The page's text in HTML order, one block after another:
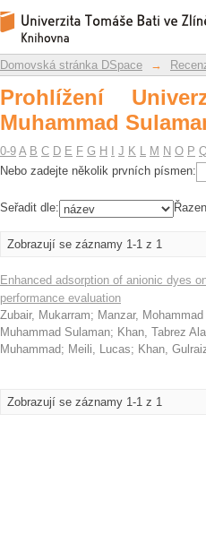
Prohlížení
Repozitář DSpace/Manakin
Domovská stránka DSpace →
Prohlížení
Muhammad
0-9 A B C D E F G H J K L M N O P
Nebo zadejte několik prvních písmen:
Seřadit dle:
Zobrazují se záznamy 1-1 z 1
Enhanced adsorption of anionic dyes
performance evaluation
Zubair, Mukarram; Manzar, Mohammad
Muhammad Sulaman; Khan, Tabrez
Muhammad; Meili, Lucas; Khan,
Zobrazují se záznamy 1-1 z 1